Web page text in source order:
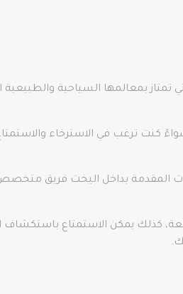
تمتاز بمعالمها السياحية
ترغب في الاسترخاء والاستمتاع
المقدمة بداخل اليخت فريق متخصص
يمكن الاستمتاع باستكشاف